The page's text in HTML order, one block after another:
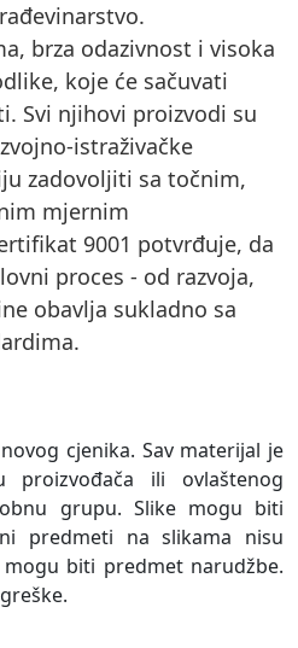
brza odazivnost i visoka
koje će sačuvati
Svi njihovi proizvodi su
istraživačke
zadovoljiti sa točnim,
mjernim
9001 potvrđuje, da
proces - od razvoja,
obavlja sukladno sa
cjenika. Sav materijal je
ili ovlaštenog
grupu. Slike mogu biti
predmeti na slikama nisu
biti predmet narudžbe.